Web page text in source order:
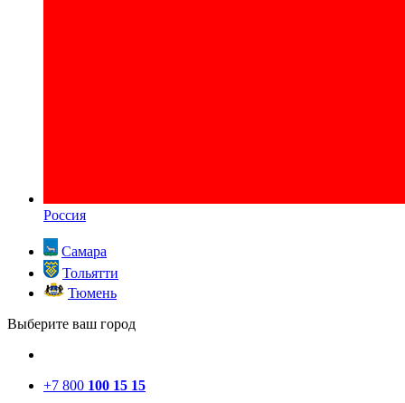
Россия
Самара
Тольятти
Тюмень
Выберите ваш город
+7 800 100 15 15